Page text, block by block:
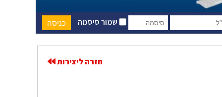
שמור סיסמה
חזרה ליצירות